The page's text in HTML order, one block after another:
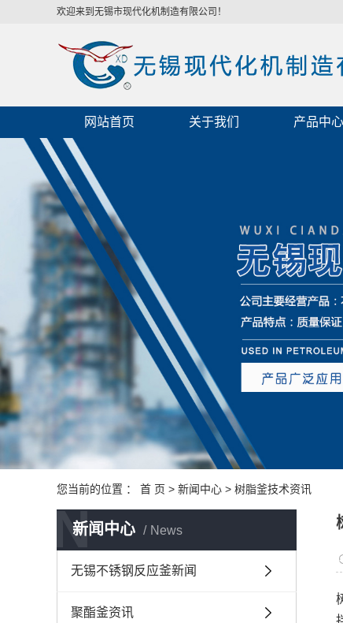
欢迎来到无锡市现代化机制造有限公司！
网站首页 关于我们 产品中心
您当前的位置 ： 首 页 > 新闻中心 > 树脂釜技术资讯
新闻中心 News
N
无锡不锈钢反应釜新闻
聚酯釜资讯